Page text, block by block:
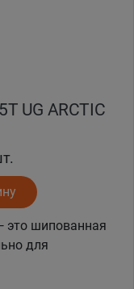
UG ARCTIC
это шипованная
для